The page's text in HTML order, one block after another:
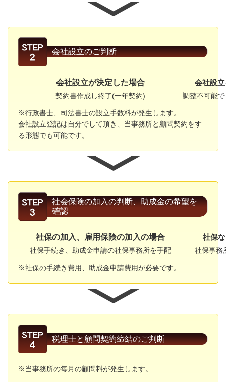
会社設立のご判断
会社設立が決定した場合 会社設立
契約書作成し終了(一年契約) 調整不可能
※行政書士、司法書士の設立手数料が発生します。
会社設立登記は自分でして頂き、当事務所と顧問契約をす
る形態でも可能です。
社会保険の加入の判断、助成金の希望を
確認
社保の加入、雇用保険の加入の場合 社保など
社保手続き、助成金申請の社保事務所を手配 社保事務
※社保の手続き費用、助成金申請費用が必要です。
税理士と顧問契約締結のご判断
※当事務所の毎月の顧問料が発生します。